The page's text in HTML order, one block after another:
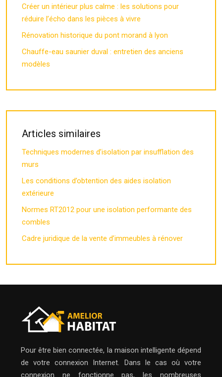
Créer un intérieur plus calme : les solutions pour
réduire l’écho dans les pièces à vivre
Rénovation historique du pont morand à lyon
Chauffe-eau saunier duval : entretien des anciens
modèles
Articles similaires
Techniques modernes d’isolation par insufflation des
murs
Les conditions d’obtention des aides isolation
extérieure
Normes RT2012 pour une isolation performante des
combles
Cadre juridique de la vente d’immeubles à rénover
Pour être bien connectée, la maison intelligente dépend
de votre connexion Internet. Dans le cas où votre
connexion ne fonctionne pas, les nombreuses